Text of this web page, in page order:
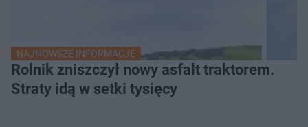
NAJNOWSZE INFORMACJE
Rolnik zniszczył nowy asfalt traktorem.
Straty idą w setki tysięcy